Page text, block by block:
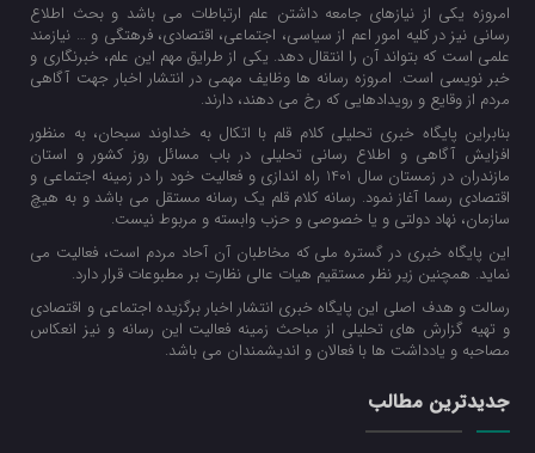
امروزه یکی از نیازهای جامعه داشتن علم ارتباطات می باشد و بحث اطلاع
رسانی نیز در کلیه امور اعم از سیاسی، اجتماعی، اقتصادی، فرهتگی و … نیازمند
علمی است که بتواند آن را انتقال دهد. یکی از طرایق مهم این علم، خبرنگاری و
خبر نویسی است. امروزه رسانه ها وظایف مهمی در انتشار اخبار جهت آگاهی
مردم از وقایع و رویدادهایی که رخ می دهند، دارند.
بنابراین پایگاه خبری تحلیلی کلام قلم با اتکال به خداوند سبحان، به منظور
افزایش آگاهی و اطلاع رسانی تحلیلی در باب مسائل روز کشور و استان
مازندران در زمستان سال 1401 راه اندازی و فعالیت خود را در زمینه اجتماعی و
اقتصادی رسما آغاز نمود. رسانه کلام قلم یک رسانه مستقل می باشد و به هیچ
سازمان، نهاد دولتی و یا خصوصی و حزب وابسته و مربوط نیست.
این پایگاه خبری در گستره ملی که مخاطبان آن آحاد مردم است، فعالیت می
نماید. همچنین زیر نظر مستقیم هیات عالی نظارت بر مطبوعات قرار دارد.
رسالت و هدف اصلی این پایگاه خبری انتشار اخبار برگزیده اجتماعی و اقتصادی
و تهیه گزارش های تحلیلی از مباحث زمینه فعالیت این رسانه و نیز انعکاس
مصاحبه و یادداشت ها با فعالان و اندیشمندان می باشد.
جدیدترین مطالب